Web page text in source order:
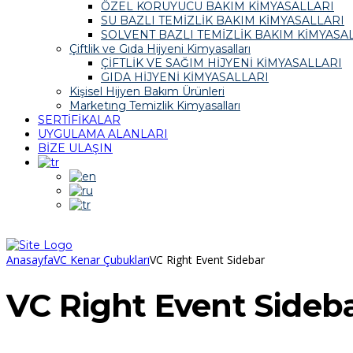
ÖZEL KORUYUCU BAKIM KİMYASALLARI
SU BAZLI TEMİZLİK BAKIM KİMYASALLARI
SOLVENT BAZLI TEMİZLİK BAKIM
Çiftlik ve Gıda Hijyeni Kimyasalları
ÇİFTLİK VE SAĞIM HİJYENİ KİMYASALLARI
GIDA HİJYENİ KİMYASALLARI
Kişisel Hijyen Bakım Ürünleri
Marketıng Temizlik Kimyasalları
SERTİFİKALAR
UYGULAMA ALANLARI
BİZE ULAŞIN
AnasayfaVC Kenar ÇubuklarıVC Right Event Sidebar
VC Right Event